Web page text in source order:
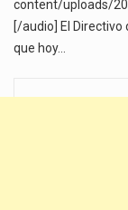
content/uploads/
[/audio] El Directivo
que hoy…